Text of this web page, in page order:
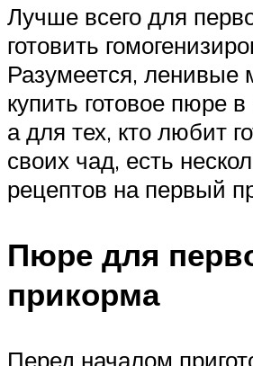
Лучше всего для
готовить
Разумеется, ленивые
купить готовое пюре
а для тех, кто любит
своих чад, есть
рецептов на первый
Пюре для
прикорма
Перед началом